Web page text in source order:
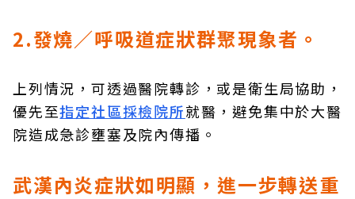
2.發燒／呼吸道症狀群聚現象者。
上列情況，可透過醫院轉診，或是衛生局協助，
優先至指定社區採檢院所就醫，避免集中於大醫
院造成急診壅塞及院內傳播。
武漢內炎症狀如明顯，進一步轉送重